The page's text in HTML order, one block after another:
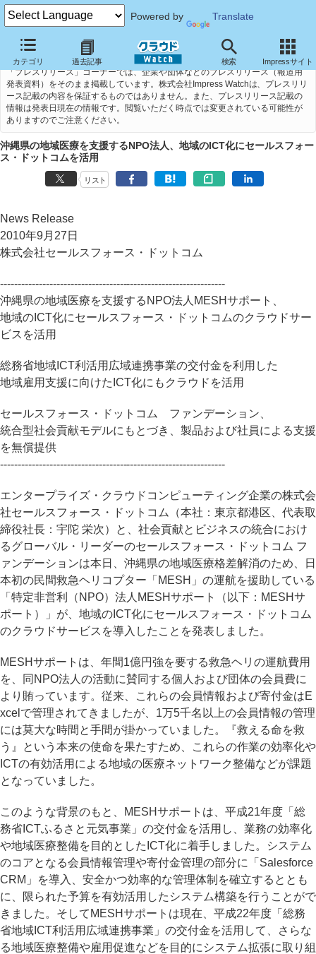
Powered by Translate
カテゴリ 過去記事 検索 Impressサイト
「プレスリリース」コーナーでは、企業や団体などのプレスリリース（報道用
発表資料）をそのまま掲載しています。株式会社Impress Watchは、プレスリリ
ース記載の内容を保証するものではありません。また、プレスリリース記載の
情報は発表日現在の情報です。閲覧いただく時点では変更されている可能性が
ありますのでご注意ください。
沖縄県の地域医療を支援するNPO法人、地域のICT化にセールスフォー
ス・ドットコムを活用
リスト
News Release
2010年9月27日
株式会社セールスフォース・ドットコム
----------------------------------------------------------------
沖縄県の地域医療を支援するNPO法人MESHサポート、
地域のICT化にセールスフォース・ドットコムのクラウドサー
ビスを活用
総務省地域ICT利活用広域連携事業の交付金を利用した
地域雇用支援に向けたICT化にもクラウドを活用
セールスフォース・ドットコム ファンデーション、
統合型社会貢献モデルにもとづき、製品および社員による支援
を無償提供
----------------------------------------------------------------
エンタープライズ・クラウドコンピューティング企業の株式会
社セールスフォース・ドットコム（本社：東京都港区、代表取
締役社長：宇陀 栄次）と、社会貢献とビジネスの統合におけ
るグローバル・リーダーのセールスフォース・ドットコム フ
ァンデーションは本日、沖縄県の地域医療格差解消のため、日
本初の民間救急ヘリコプター「MESH」の運航を援助している
「特定非営利（NPO）法人MESHサポート（以下：MESHサ
ポート）」が、地域のICT化にセールスフォース・ドットコム
のクラウドサービスを導入したことを発表しました。
MESHサポートは、年間1億円強を要する救急ヘリの運航費用
を、同NPO法人の活動に賛同する個人および団体の会員費に
より賄っています。従来、これらの会員情報および寄付金はE
xcelで管理されてきましたが、1万5千名以上の会員情報の管理
には莫大な時間と手間が掛かっていました。『救える命を救
う』という本来の使命を果たすため、これらの作業の効率化や
ICTの有効活用による地域の医療ネットワーク整備などが課題
となっていました。
このような背景のもと、MESHサポートは、平成21年度「総
務省ICTふるさと元気事業」の交付金を活用し、業務の効率化
や地域医療整備を目的としたICT化に着手しました。システム
のコアとなる会員情報管理や寄付金管理の部分に「Salesforce
CRM」を導入、安全かつ効率的な管理体制を確立するととも
に、限られた予算を有効活用したシステム構築を行うことがで
きました。そしてMESHサポートは現在、平成22年度「総務
省地域ICT利活用広域連携事業」の交付金を活用して、さらな
る地域医療整備や雇用促進などを目的にシステム拡張に取り組